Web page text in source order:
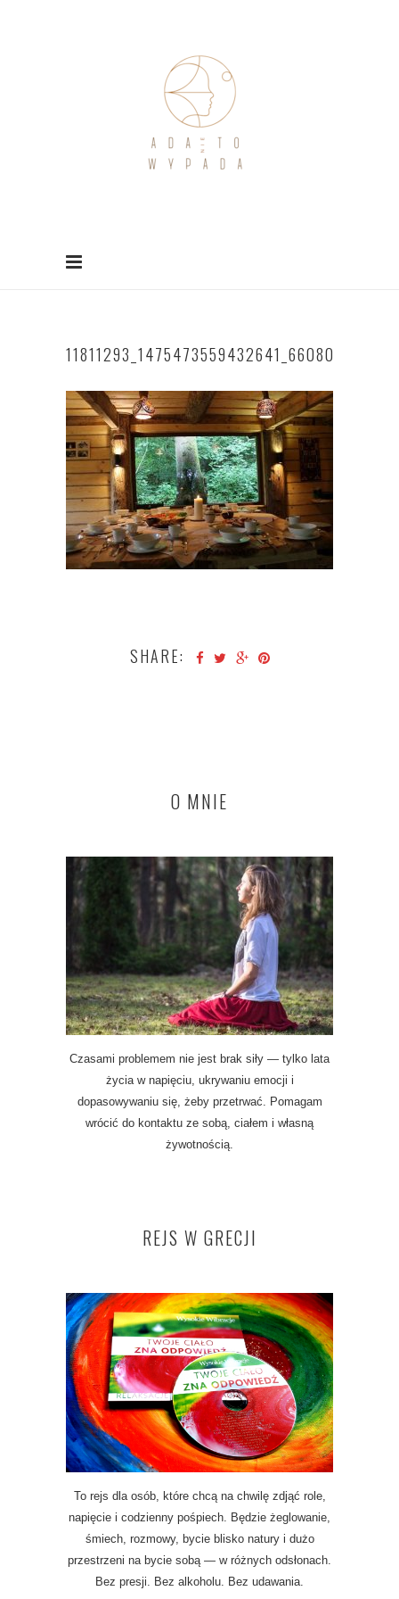
SHARE:
O MNIE
Czasami problemem nie jest brak siły — tylko lata
życia w napięciu, ukrywaniu emocji i
dopasowywaniu się, żeby przetrwać. Pomagam
wrócić do kontaktu ze sobą, ciałem i własną
żywotnością.
REJS W GRECJI
To rejs dla osób, które chcą na chwilę zdjąć role,
napięcie i codzienny pośpiech. Będzie żeglowanie,
śmiech, rozmowy, bycie blisko natury i dużo
przestrzeni na bycie sobą — w różnych odsłonach.
Bez presji. Bez alkoholu. Bez udawania.